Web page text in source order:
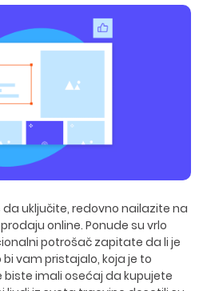
uključite, redovno nailazite na
online. Ponude su vrlo
potrošač zapitate da li je
vam pristajalo, koja je to
biste imali osećaj da kupujete